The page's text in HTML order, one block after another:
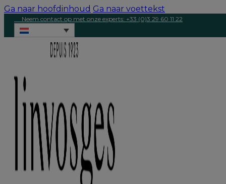
Ga naar hoofdinhoud Ga naar voettekst
Neem contact op met onze experts: +33 (0)3 29 60 11 22